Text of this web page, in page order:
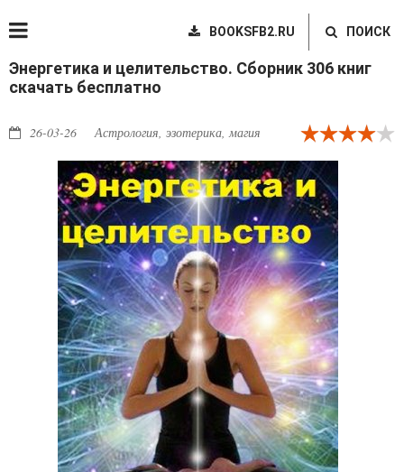
BOOKSFB2.RU ПОИСК
Энергетика и целительство. Сборник 306 книг
скачать бесплатно
26-03-26 Астрология, эзотерика, магия